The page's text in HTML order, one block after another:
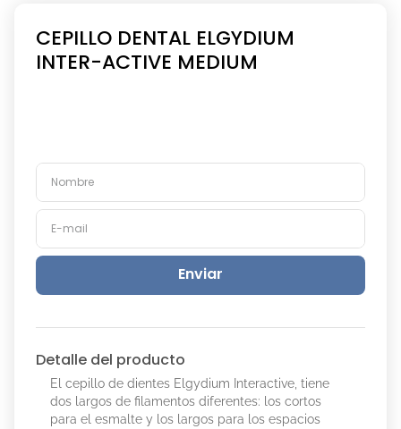
CEPILLO DENTAL ELGYDIUM
INTER-ACTIVE MEDIUM
Enviar
Detalle del producto
El cepillo de dientes Elgydium Interactive, tiene
dos largos de filamentos diferentes: los cortos
para el esmalte y los largos para los espacios